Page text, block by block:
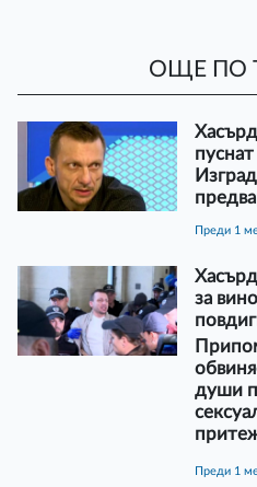
ОЩЕ ПО
преди 1
за
души
преди 1